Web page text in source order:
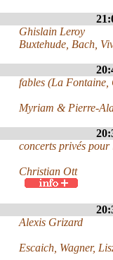
Ghislain Leroy
Buxtehude, Bach,
fables (La
Myriam & Pierre-
concerts privés pour
Christian Ott
Alexis Grizard
Escaich, Wagner,